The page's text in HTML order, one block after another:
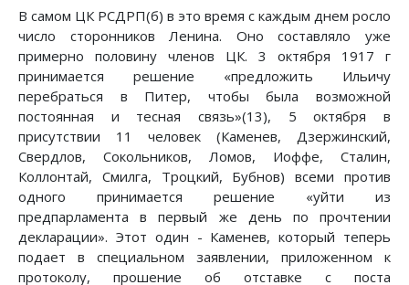
В самом ЦК РСДРП(б) в это время с каждым днем росло
число сторонников Ленина. Оно составляло уже
примерно половину членов ЦК. 3 октября 1917 г
принимается решение «предложить Ильичу
перебраться в Питер, чтобы была возможной
постоянная и тесная связь»(13), 5 октября в
присутствии 11 человек (Каменев, Дзержинский,
Свердлов, Сокольников, Ломов, Иоффе, Сталин,
Коллонтай, Смилга, Троцкий, Бубнов) всеми против
одного принимается решение «уйти из
предпарламента в первый же день по прочтении
декларации». Этот один - Каменев, который теперь
подает в специальном заявлении, приложенном к
протоколу, прошение об отставке с поста